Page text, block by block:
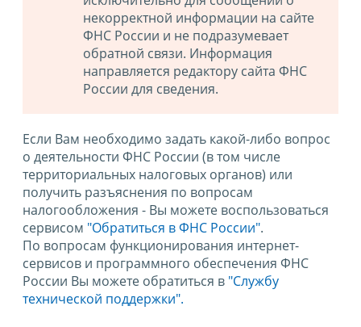
некорректной информации на сайте
ФНС России и не подразумевает
обратной связи. Информация
направляется редактору сайта ФНС
России для сведения.
Если Вам необходимо задать какой-либо вопрос
о деятельности ФНС России (в том числе
территориальных налоговых органов) или
получить разъяснения по вопросам
налогообложения - Вы можете воспользоваться
сервисом "Обратиться в ФНС России".
По вопросам функционирования интернет-
сервисов и программного обеспечения ФНС
России Вы можете обратиться в "Службу
технической поддержки".